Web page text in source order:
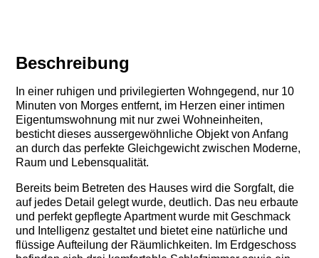
Beschreibung
In einer ruhigen und privilegierten Wohngegend, nur 10
Minuten von Morges entfernt, im Herzen einer intimen
Eigentumswohnung mit nur zwei Wohneinheiten,
besticht dieses aussergewöhnliche Objekt von Anfang
an durch das perfekte Gleichgewicht zwischen Moderne,
Raum und Lebensqualität.
Bereits beim Betreten des Hauses wird die Sorgfalt, die
auf jedes Detail gelegt wurde, deutlich. Das neu erbaute
und perfekt gepflegte Apartment wurde mit Geschmack
und Intelligenz gestaltet und bietet eine natürliche und
flüssige Aufteilung der Räumlichkeiten. Im Erdgeschoss